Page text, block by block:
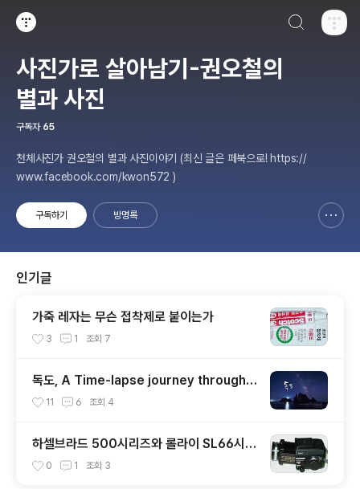
사진가로 살아남기-권오철의
별과 사진
구독자 65
천체사진가 권오철의 별과 사진이야기 (최신 글은 페북으로! https://
www.facebook.com/kwon572 )
구독하기 방명록
인기글
가죽 레자는 무슨 접착제로 붙이는가
3 1 조회 7
독도, A Time-lapse journey through
DOKDO, KOREA
11 6 조회 4
하셀브라드 500시리즈와 롤라이 SL66시리
즈의 비교
0 1 조회 3